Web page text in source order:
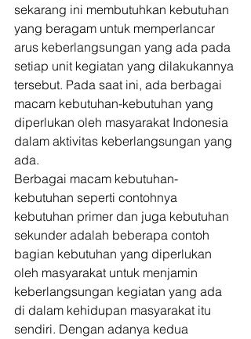
sekarang ini membutuhkan kebutuhan
yang beragam untuk memperlancar
arus keberlangsungan yang ada pada
setiap unit kegiatan yang dilakukannya
tersebut. Pada saat ini, ada berbagai
macam kebutuhan-kebutuhan yang
diperlukan oleh masyarakat Indonesia
dalam aktivitas keberlangsungan yang
ada.
Berbagai macam kebutuhan-
kebutuhan seperti contohnya
kebutuhan primer dan juga kebutuhan
sekunder adalah beberapa contoh
bagian kebutuhan yang diperlukan
oleh masyarakat untuk menjamin
keberlangsungan kegiatan yang ada
di dalam kehidupan masyarakat itu
sendiri. Dengan adanya kedua